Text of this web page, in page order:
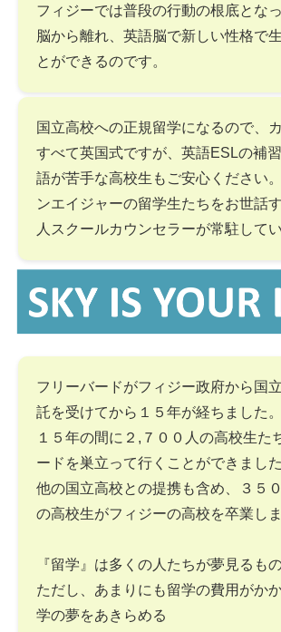
フィジーでは普段の行動の根底とな
脳から離れ、英語脳で新しい性格で
とができるのです。
国立高校への正規留学になるので、
すべて英国式ですが、英語ESLの補
語が苦手な高校生もご安心ください
ンエイジャーの留学生たちをお世話
人スクールカウンセラーが常駐してい
フリーバードがフィジー政府から国
託を受けてから１５年が経ちました。
１５年の間に２,７００人の高校生た
ードを巣立って行くことができました
他の国立高校との提携も含め、３５
の高校生がフィジーの高校を卒業しま
『留学』は多くの人たちが夢見るもの
ただし、あまりにも留学の費用がか
学の夢をあきらめる